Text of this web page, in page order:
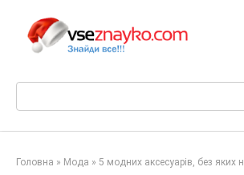
вмісту
Головна » Мода » 5 модних аксесуарів, без яких